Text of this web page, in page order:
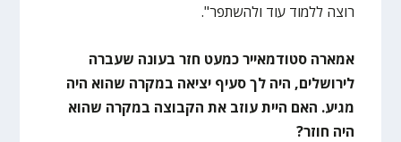
רוצה ללמוד עוד ולהשתפר".
אמארה סטודמאייר כמעט חזר בעונה שעברה
לירושלים, היה לך סעיף יציאה במקרה שהוא היה
מגיע. האם היית עוזב את הקבוצה במקרה שהוא
היה חוזר?